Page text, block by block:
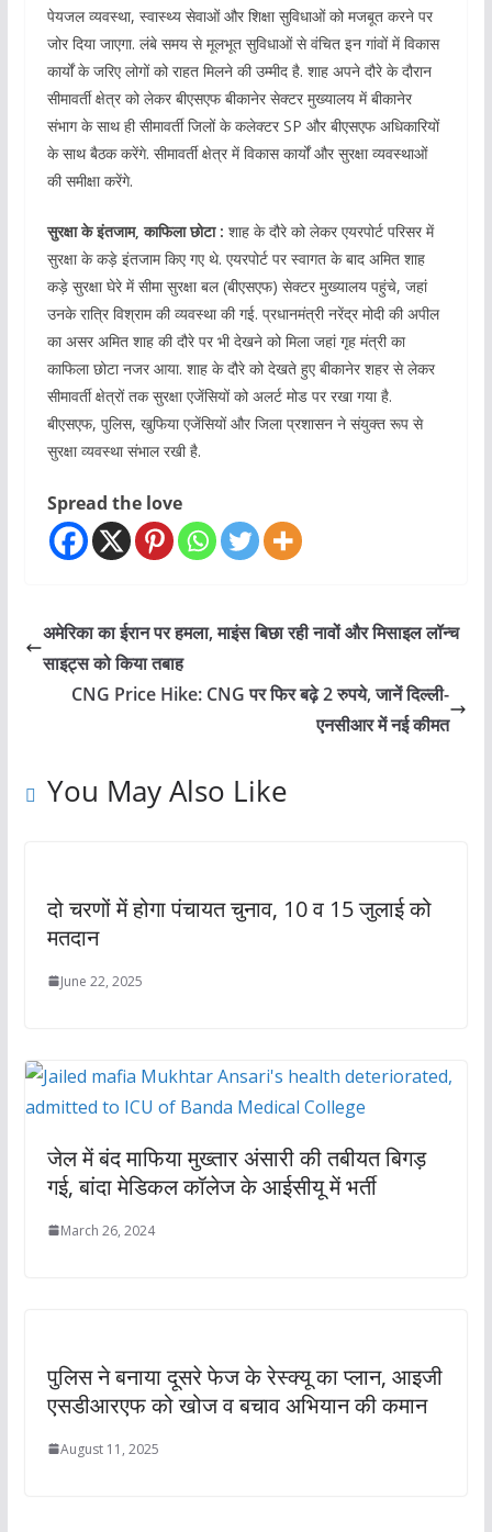
पेयजल व्यवस्था, स्वास्थ्य सेवाओं और शिक्षा सुविधाओं को मजबूत करने पर
जोर दिया जाएगा. लंबे समय से मूलभूत सुविधाओं से वंचित इन गांवों में विकास
कार्यों के जरिए लोगों को राहत मिलने की उम्मीद है. शाह अपने दौरे के दौरान
सीमावर्ती क्षेत्र को लेकर बीएसएफ बीकानेर सेक्टर मुख्यालय में बीकानेर
संभाग के साथ ही सीमावर्ती जिलों के कलेक्टर SP और बीएसएफ अधिकारियों
के साथ बैठक करेंगे. सीमावर्ती क्षेत्र में विकास कार्यों और सुरक्षा व्यवस्थाओं
की समीक्षा करेंगे.
सुरक्षा के इंतजाम, काफिला छोटा : शाह के दौरे को लेकर एयरपोर्ट परिसर में
सुरक्षा के कड़े इंतजाम किए गए थे. एयरपोर्ट पर स्वागत के बाद अमित शाह
कड़े सुरक्षा घेरे में सीमा सुरक्षा बल (बीएसएफ) सेक्टर मुख्यालय पहुंचे, जहां
उनके रात्रि विश्राम की व्यवस्था की गई. प्रधानमंत्री नरेंद्र मोदी की अपील
का असर अमित शाह की दौरे पर भी देखने को मिला जहां गृह मंत्री का
काफिला छोटा नजर आया. शाह के दौरे को देखते हुए बीकानेर शहर से लेकर
सीमावर्ती क्षेत्रों तक सुरक्षा एजेंसियों को अलर्ट मोड पर रखा गया है.
बीएसएफ, पुलिस, खुफिया एजेंसियों और जिला प्रशासन ने संयुक्त रूप से
सुरक्षा व्यवस्था संभाल रखी है.
Spread the love
अमेरिका का ईरान पर हमला, माइंस बिछा रही नावों और मिसाइल लॉन्च
साइट्स को किया तबाह
CNG Price Hike: CNG पर फिर बढ़े 2 रुपये, जानें दिल्ली-
एनसीआर में नई कीमत
You May Also Like
दो चरणों में होगा पंचायत चुनाव, 10 व 15 जुलाई को
मतदान
June 22, 2025
जेल में बंद माफिया मुख्तार अंसारी की तबीयत बिगड़
गई, बांदा मेडिकल कॉलेज के आईसीयू में भर्ती
March 26, 2024
पुलिस ने बनाया दूसरे फेज के रेस्‍क्‍यू का प्‍लान, आइजी
एसडीआरएफ को खोज व बचाव अभियान की कमान
August 11, 2025